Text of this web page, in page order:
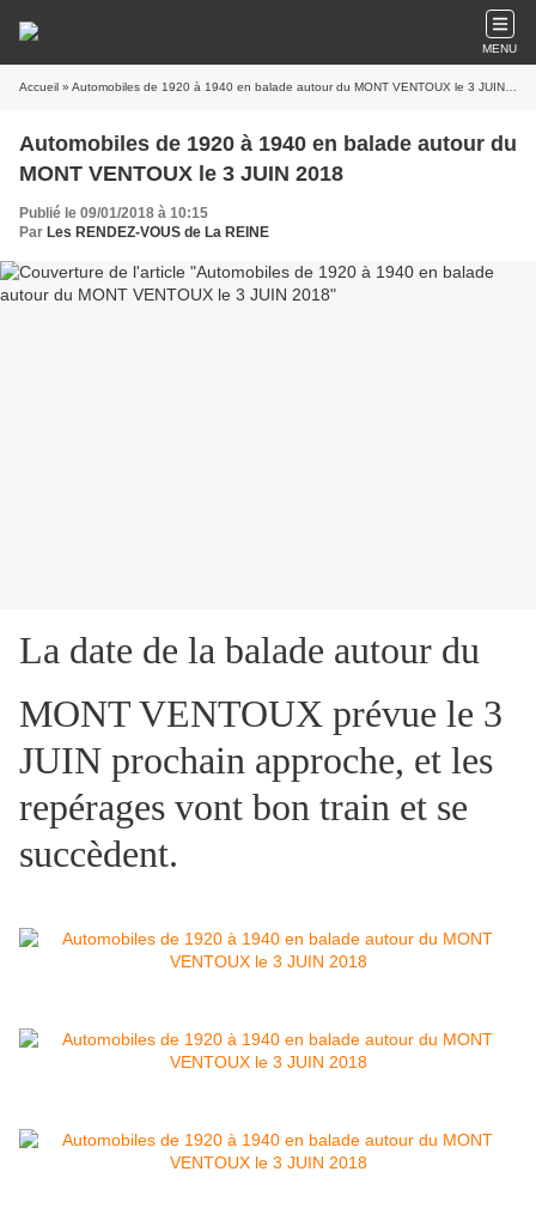
MENU
Accueil » Automobiles de 1920 à 1940 en balade autour du MONT VENTOUX le 3 JUIN 2018
Automobiles de 1920 à 1940 en balade autour du
MONT VENTOUX le 3 JUIN 2018
Publié le 09/01/2018 à 10:15
Par Les RENDEZ-VOUS de La REINE
La date de la balade autour du
MONT VENTOUX prévue le 3
JUIN prochain approche, et les
repérages vont bon train et se
succèdent.